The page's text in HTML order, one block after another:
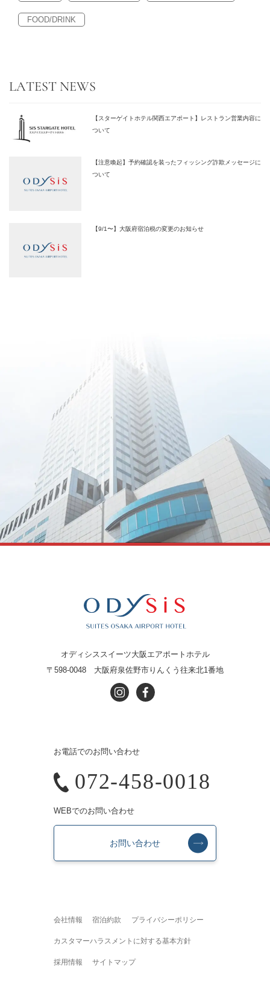
FOOD/DRINK
LATEST NEWS
【スターゲイトホテル関西エアポート】レストラン営業内容に
ついて
【注意喚起】予約確認を装ったフィッシング詐欺メッセージに
ついて
【9/1〜】大阪府宿泊税の変更のお知らせ
オディシススイーツ大阪エアポートホテル
〒598-0048 大阪府泉佐野市りんくう往来北1番地
お電話でのお問い合わせ
072-458-0018
WEBでのお問い合わせ
お問い合わせ
会社情報 宿泊約款 プライバシーポリシー
カスタマーハラスメントに対する基本方針
採用情報 サイトマップ